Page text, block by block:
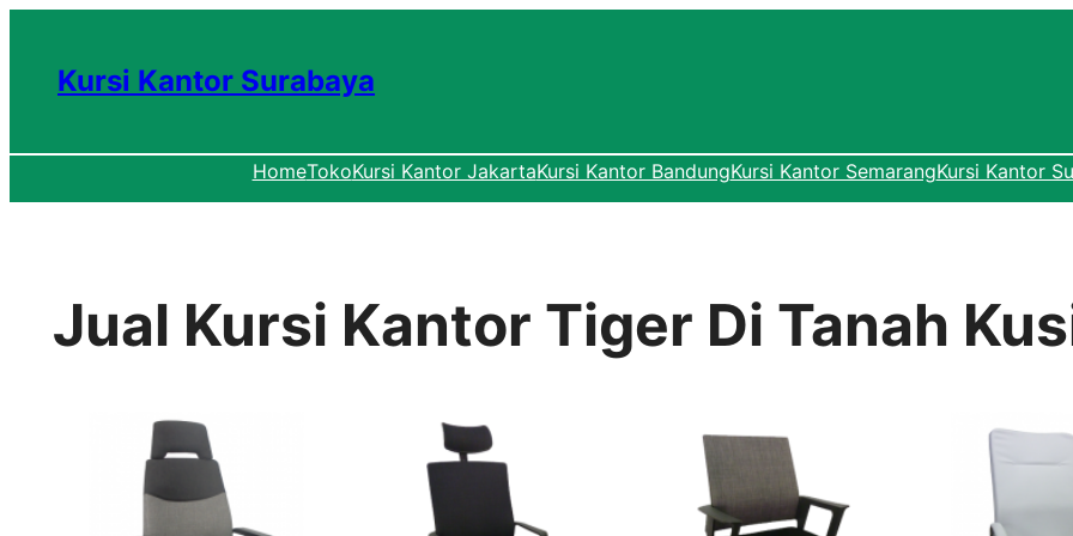
Kursi Kantor Surabaya
HomeTokoKursi Kantor JakartaKursi Kantor BandungKursi Kantor SemarangKursi Kantor
Jual Kursi Kantor Tiger Di Tanah